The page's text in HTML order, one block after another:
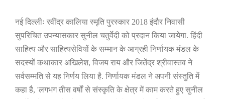
नई दिल्लीः रवींद्र कालिया स्मृति पुरस्कार 2018 इंदौर निवासी
सुपरिचित उपन्यासकार सुनील चतुर्वेदी को प्रदान किया जायेगा. हिंदी
साहित्य और साहित्यसेवियों के सम्मान के आग्रही निर्णायक मंडल के
सदस्यों कथाकार अखिलेश, विजय राय और जितेंद्र श्रीवास्तव ने
सर्वसम्मति से यह निर्णय लिया है. निर्णायक मंडल ने अपनी संस्तुति में
कहा है, 'लगभग तीस वर्षों से संस्कृति के क्षेत्र में काम करते हुए सुनील